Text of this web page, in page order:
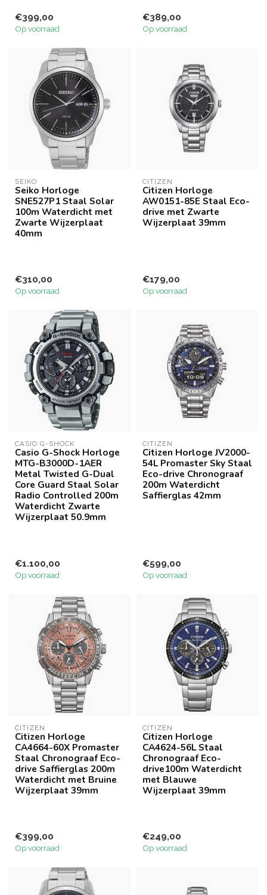
€399,00
Op voorraad
€389,00
Op voorraad
SEIKO
Seiko Horloge
SNE527P1 Staal Solar
100m Waterdicht met
Zwarte Wijzerplaat
40mm
€310,00
Op voorraad
CITIZEN
Citizen Horloge
AW0151-85E Staal Eco-
drive met Zwarte
Wijzerplaat 39mm
€179,00
Op voorraad
CASIO G-SHOCK
Casio G-Shock Horloge
MTG-B3000D-1AER
Metal Twisted G-Dual
Core Guard Staal Solar
Radio Controlled 200m
Waterdicht Zwarte
Wijzerplaat 50.9mm
€1.100,00
Op voorraad
CITIZEN
Citizen Horloge JV2000-
54L Promaster Sky Staal
Eco-drive Chronograaf
200m Waterdicht
Saffierglas 42mm
€599,00
Op voorraad
CITIZEN
Citizen Horloge
CA4664-60X Promaster
Staal Chronograaf Eco-
drive Saffierglas 200m
Waterdicht met Bruine
Wijzerplaat 39mm
€399,00
Op voorraad
CITIZEN
Citizen Horloge
CA4624-56L Staal
Chronograaf Eco-
drive100m Waterdicht
met Blauwe
Wijzerplaat 39mm
€249,00
Op voorraad